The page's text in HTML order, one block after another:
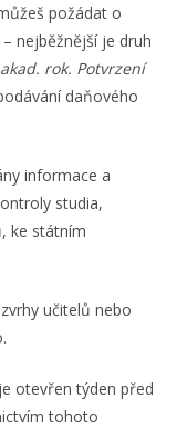
požádat o
nejběžnější je druh
rok. Potvrzení
daňového
informace a
studia,
ke státním
učitelů nebo
otevřen týden před
tohoto